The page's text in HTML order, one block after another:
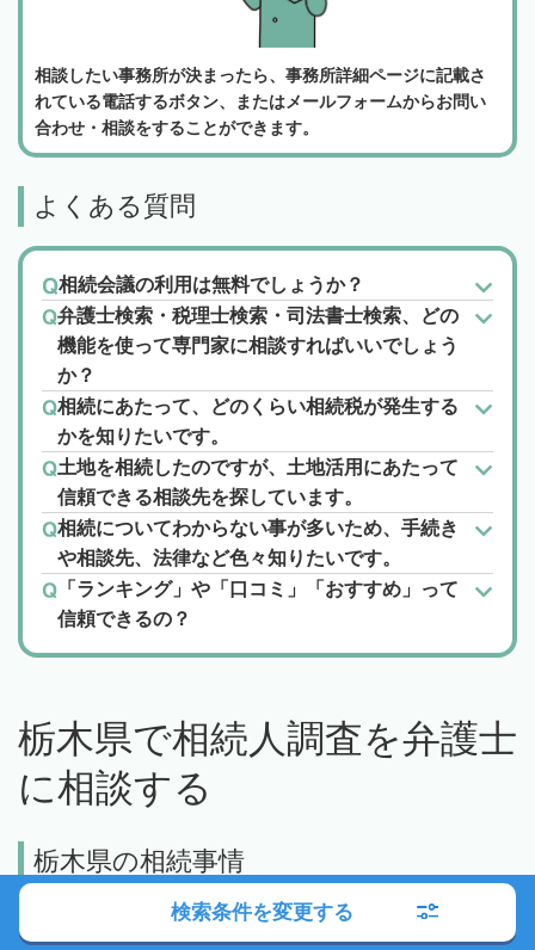
相談したい事務所が決まったら、事務所詳細ページに記載さ
れている電話するボタン、またはメールフォームからお問い
合わせ・相談をすることができます。
よくある質問
相続会議の利用は無料でしょうか？
弁護士検索・税理士検索・司法書士検索、どの
機能を使って専門家に相談すればいいでしょう
か？
相続にあたって、どのくらい相続税が発生する
かを知りたいです。
土地を相続したのですが、土地活用にあたって
信頼できる相談先を探しています。
相続についてわからない事が多いため、手続き
や相談先、法律など色々知りたいです。
「ランキング」や「口コミ」「おすすめ」って
信頼できるの？
栃木県で相続人調査を弁護士
に相談する
栃木県の相続事情
栃木県の相続事情とトラブル
検索条件を変更する